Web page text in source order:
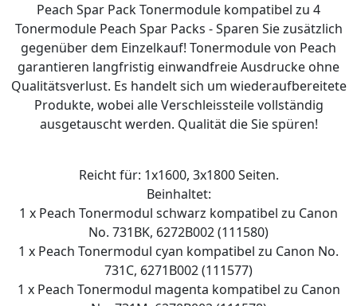
Peach Spar Pack Tonermodule kompatibel zu 4
Tonermodule Peach Spar Packs - Sparen Sie zusätzlich
gegenüber dem Einzelkauf! Tonermodule von Peach
garantieren langfristig einwandfreie Ausdrucke ohne
Qualitätsverlust. Es handelt sich um wiederaufbereitete
Produkte, wobei alle Verschleissteile vollständig
ausgetauscht werden. Qualität die Sie spüren!
Reicht für: 1x1600, 3x1800 Seiten.
Beinhaltet:
1 x Peach Tonermodul schwarz kompatibel zu Canon
No. 731BK, 6272B002 (111580)
1 x Peach Tonermodul cyan kompatibel zu Canon No.
731C, 6271B002 (111577)
1 x Peach Tonermodul magenta kompatibel zu Canon